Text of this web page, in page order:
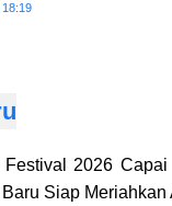
18:19
Festival 2026
Siap